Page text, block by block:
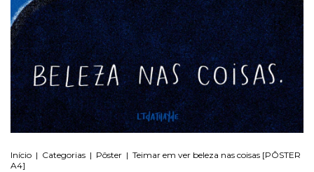
Início | Categorias | Pôster | Teimar em ver beleza nas coisas [PÔSTER
A4]